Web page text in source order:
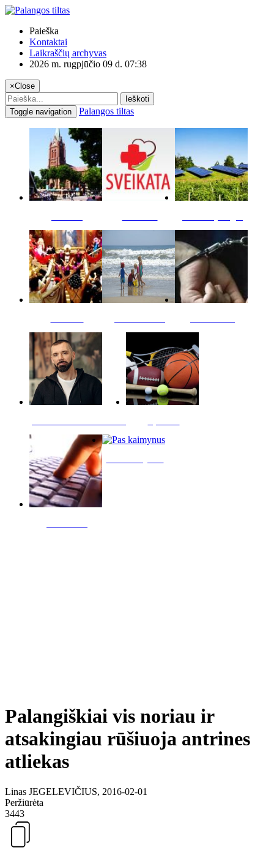
Paieška
Kontaktai
Laikraščių archyvas
2026 m. rugpjūčio 09 d. 07:38
×Close
Ieškoti
Toggle navigation
Palangos tiltas
Palangiškiai vis noriau ir
atsakingiau rūšiuoja antrines
atliekas
Linas JEGELEVIČIUS, 2016-02-01
Peržiūrėta
3443